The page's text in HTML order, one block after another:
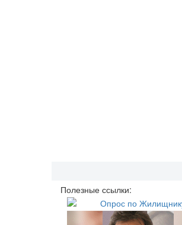
Полезные ссылки: